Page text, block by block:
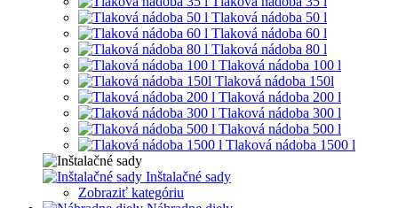
Tlaková nádoba 50 l
Tlaková nádoba 60 l
Tlaková nádoba 80 l
Tlaková nádoba 100 l
Tlaková nádoba 150l
Tlaková nádoba 200 l
Tlaková nádoba 300 l
Tlaková nádoba 500 l
Tlaková nádoba 1500 l
Inštalačné sady
Zobraziť kategóriu